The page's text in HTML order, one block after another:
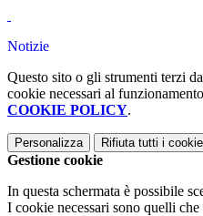
Notizie
Questo sito o gli strumenti terzi
cookie necessari al
COOKIE POLICY.
Personalizza Rifiuta tutti i
Gestione cookie
In questa schermata è possibile
I cookie necessari sono quelli